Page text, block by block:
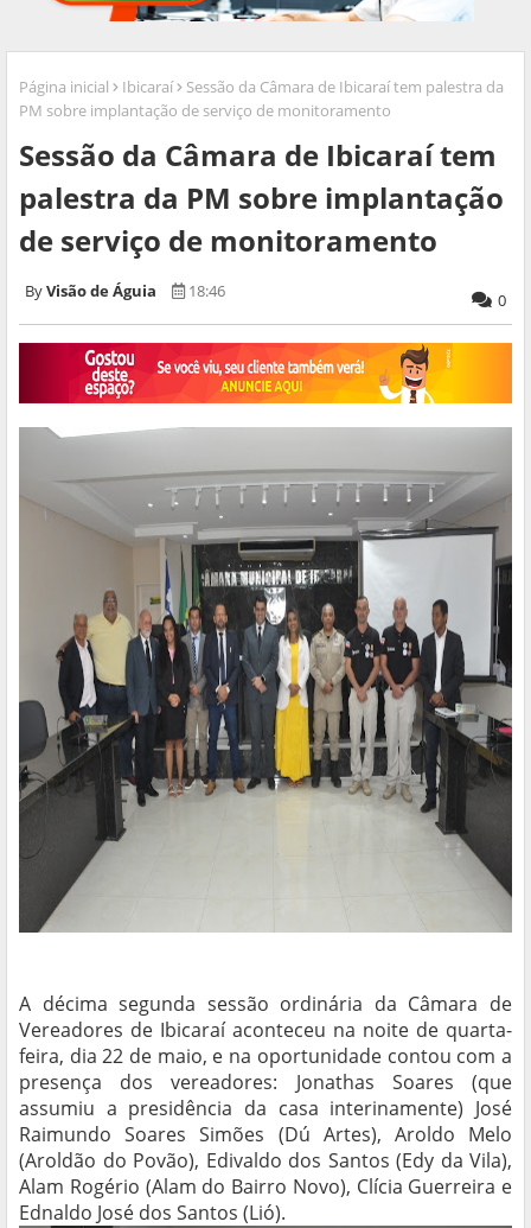
Página inicial Ibicaraí
Sessão da Câmara de Ibicaraí tem palestra da
PM sobre implantação de serviço de monitoramento
Sessão da Câmara de Ibicaraí tem
palestra da PM sobre implantação
de serviço de monitoramento
Visão de Águia 18:46 0
A décima segunda sessão ordinária da Câmara de
Vereadores de Ibicaraí aconteceu na noite de quarta-
feira, dia 22 de maio, e na oportunidade contou com a
presença dos vereadores: Jonathas Soares (que
assumiu a presidência da casa interinamente) José
Raimundo Soares Simões (Dú Artes), Aroldo Melo
(Aroldão do Povão), Edivaldo dos Santos (Edy da Vila),
Alam Rogério (Alam do Bairro Novo), Clícia Guerreira e
Ednaldo José dos Santos (Lió).